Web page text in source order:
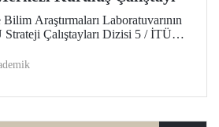
Araştırmaları Laboratuvarının
Çalıştayları Dizisi 5 / İTÜ
değerlendirildi.